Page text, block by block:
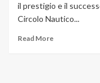
il prestigio e il
Circolo Nautico...
Read More